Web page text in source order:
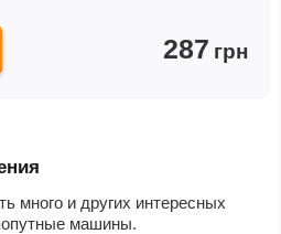
287 грн
много и других интересных
машины.